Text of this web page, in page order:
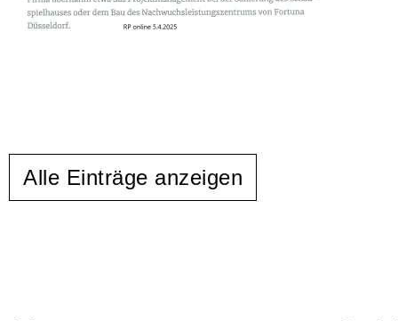
Alle Einträge anzeigen